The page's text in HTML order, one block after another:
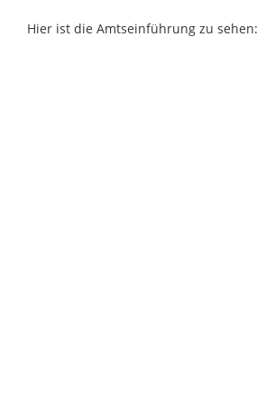
Hier ist die Amtseinführung zu sehen: